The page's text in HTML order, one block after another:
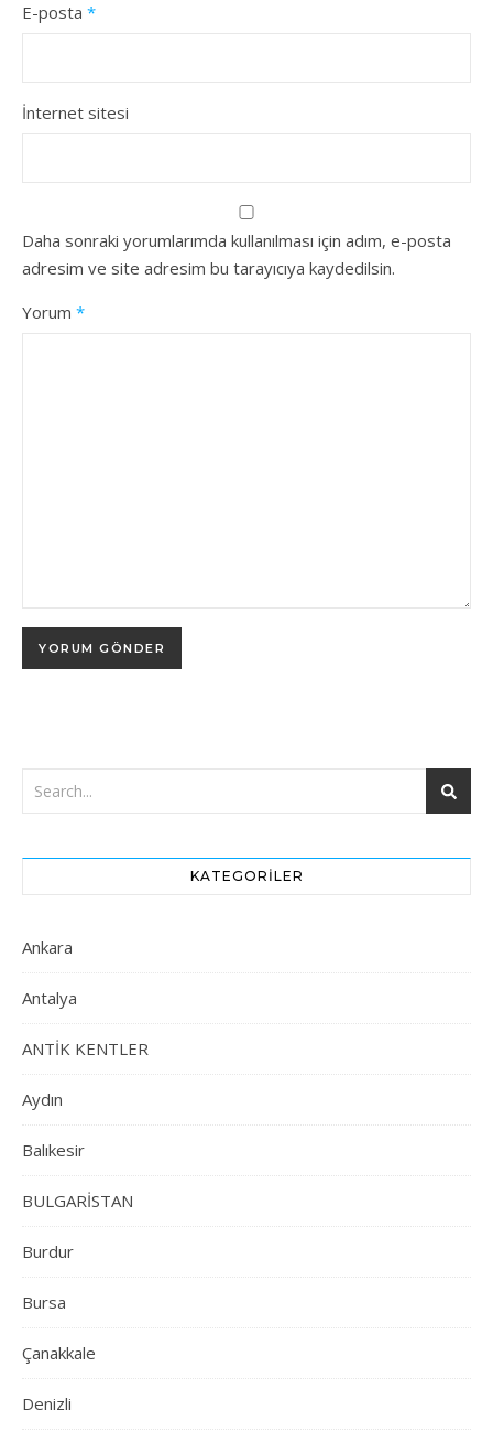
E-posta *
İnternet sitesi
Daha sonraki yorumlarımda kullanılması için adım, e-posta
adresim ve site adresim bu tarayıcıya kaydedilsin.
Yorum *
KATEGORILER
Ankara
Antalya
ANTİK KENTLER
Aydın
Balıkesir
BULGARİSTAN
Burdur
Bursa
Çanakkale
Denizli